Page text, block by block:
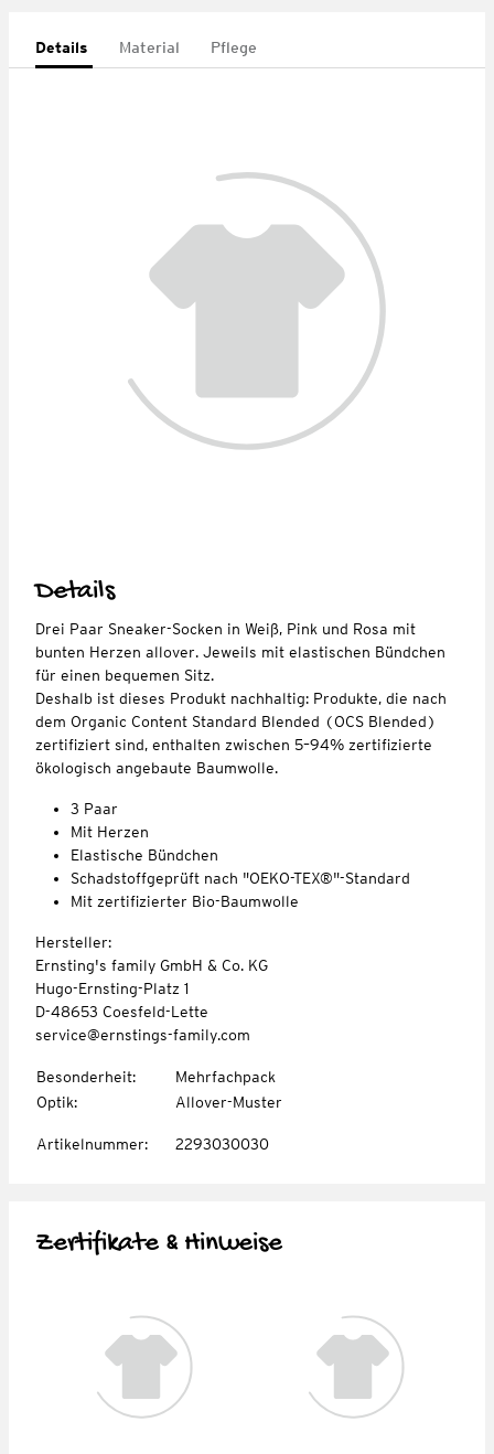
Details Material Pflege
Details
Drei Paar Sneaker-Socken in Weiß, Pink und Rosa mit
bunten Herzen allover. Jeweils mit elastischen Bündchen
für einen bequemen Sitz.
Deshalb ist dieses Produkt nachhaltig: Produkte, die nach
dem Organic Content Standard Blended (OCS Blended)
zertifiziert sind, enthalten zwischen 5–94% zertifizierte
ökologisch angebaute Baumwolle.
3 Paar
Mit Herzen
Elastische Bündchen
Schadstoffgeprüft nach "OEKO-TEX®"-Standard
Mit zertifizierter Bio-Baumwolle
Hersteller:
Ernsting's family GmbH & Co. KG
Hugo-Ernsting-Platz 1
D-48653 Coesfeld-Lette
service@ernstings-family.com
Besonderheit:
Mehrfachpack
Optik: Allover-Muster
Artikelnummer: 2293030030
Zertifikate & Hinweise